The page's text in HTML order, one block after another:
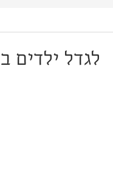
לגדל ילדים